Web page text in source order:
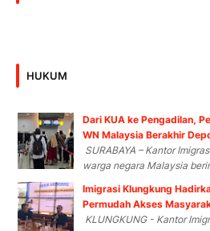
HUKUM
Dari KUA ke Pengadilan,
WN Malaysia Berakhir
SURABAYA – Kantor
warga negara Malaysia
Imigrasi Klungkung
Permudah Akses
KLUNGKUNG - Kantor